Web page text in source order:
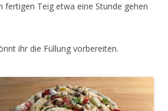
fertigen Teig etwa eine Stunde gehen
ihr die Füllung vorbereiten.